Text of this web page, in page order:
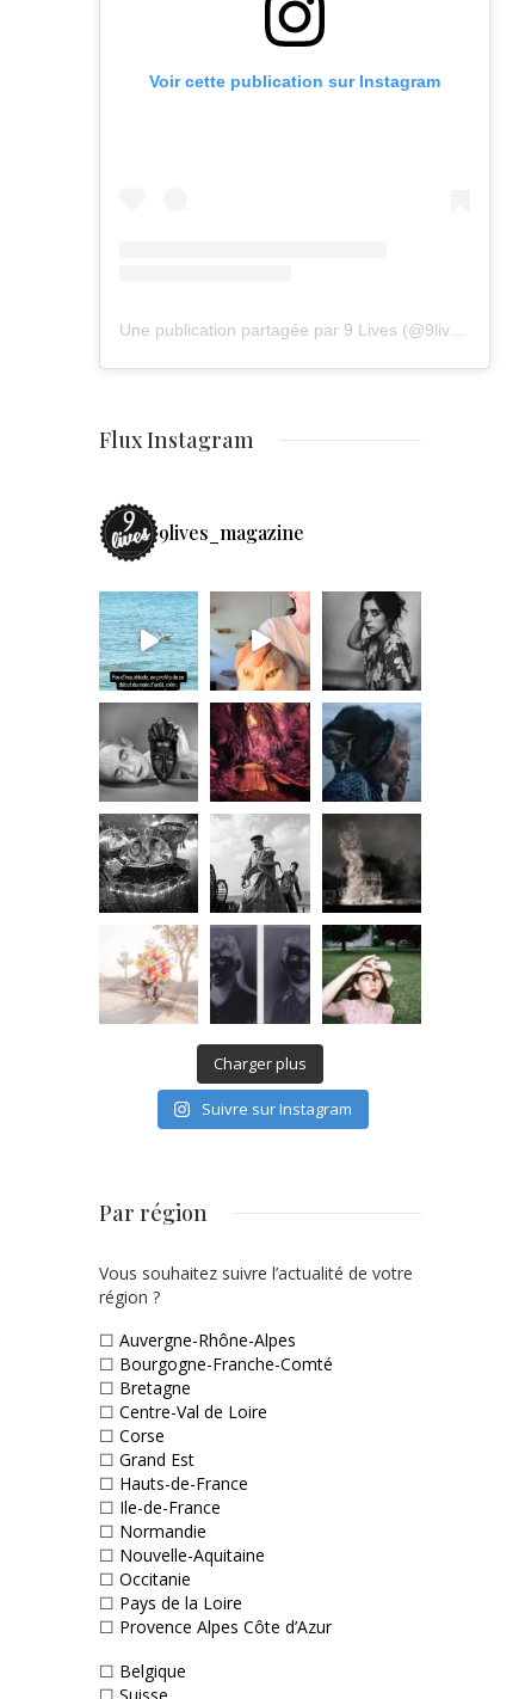
Voir cette publication sur Instagram
Flux Instagram
9lives_magazine
Charger plus
Suivre sur Instagram
Par région
Vous souhaitez suivre l’actualité de votre
région ?
☐ Auvergne-Rhône-Alpes
☐ Bourgogne-Franche-Comté
☐ Bretagne
☐ Centre-Val de Loire
☐ Corse
☐ Grand Est
☐ Hauts-de-France
☐ Ile-de-France
☐ Normandie
☐ Nouvelle-Aquitaine
☐ Occitanie
☐ Pays de la Loire
☐ Provence Alpes Côte d’Azur
☐ Belgique